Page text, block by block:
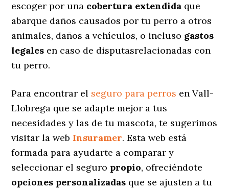
escoger por una cobertura extendida que
abarque daños causados por tu perro a otros
animales, daños a vehículos, o incluso gastos
legales en caso de disputasrelacionadas con
tu perro.
Para encontrar el seguro para perros en Vall-
Llobrega que se adapte mejor a tus
necesidades y las de tu mascota, te sugerimos
visitar la web Insuramer. Esta web está
formada para ayudarte a comparar y
seleccionar el seguro propio, ofreciéndote
opciones personalizadas que se ajusten a tu